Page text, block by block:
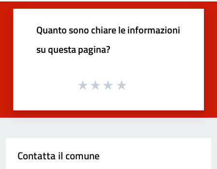
Quanto sono chiare le informazioni
su questa pagina?
Contatta il comune